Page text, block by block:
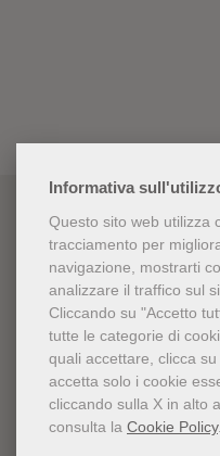
Informativa
Questo sito web utilizza
tracciamento per
navigazione, mostrarti
analizzare il traffico sul
Cliccando su "Accetto
tutte le categorie di
quali accettare, clicca
accetta solo i cookie
cliccando sulla X in alto
consulta la Cookie Policy.
Fondazione Luigi
Iscritta al RUNTS rep.